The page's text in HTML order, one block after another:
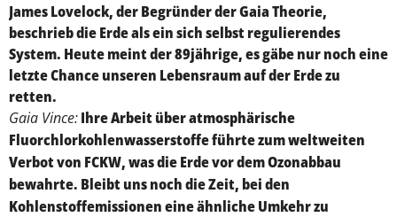
James Lovelock, der Begründer der Gaia Theorie,
beschrieb die Erde als ein sich selbst regulierendes
System. Heute meint der 89jährige, es gäbe nur noch eine
letzte Chance unseren Lebensraum auf der Erde zu
retten.
Gaia Vince:Ihre Arbeit über atmosphärische
Fluorchlorkohlenwasserstoffe führte zum weltweiten
Verbot von FCKW, was die Erde vor dem Ozonabbau
bewahrte. Bleibt uns noch die Zeit, bei den
Kohlenstoffemissionen eine ähnliche Umkehr zu